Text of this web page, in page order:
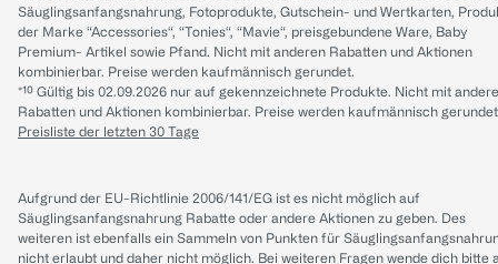
Säuglingsanfangsnahrung, Fotoprodukte, Gutschein- und Wertkarten,
der Marke “Accessories“, “Tonies“, “Mavie“, preisgebundene Ware, Baby
Premium- Artikel sowie Pfand. Nicht mit anderen Rabatten und Aktionen
kombinierbar. Preise werden kaufmännisch gerundet.
*¹⁰ Gültig bis 02.09.2026 nur auf gekennzeichnete Produkte. Nicht mit
Rabatten und Aktionen kombinierbar. Preise werden kaufmännisch
Preisliste der letzten 30 Tage
Aufgrund der EU-Richtlinie 2006/141/EG ist es nicht möglich auf
Säuglingsanfangsnahrung Rabatte oder andere Aktionen zu geben. Des
weiteren ist ebenfalls ein Sammeln von Punkten für
nicht erlaubt und daher nicht möglich. Bei weiteren Fragen wende dich bitte